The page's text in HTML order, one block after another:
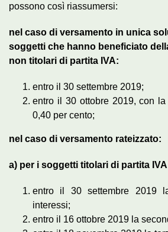
possono così riassumersi:
nel caso di versamento in unica
soggetti che hanno beneficiato
non titolari di partita IVA:
entro il 30 settembre 2019;
entro il 30 ottobre 2019, con
0,40 per cento;
nel caso di versamento rateizzato:
a) per i soggetti titolari di partita
entro il 30 settembre 2019
interessi;
entro il 16 ottobre 2019 la